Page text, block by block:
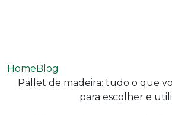
HomeBlog
Pallet de madeira: tudo o que
para escolher e